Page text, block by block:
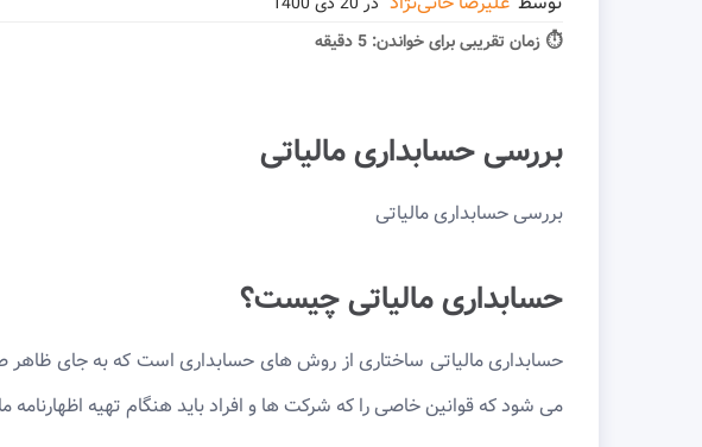
⏱ زمان تقریبی برای خواندن: 5 دقیقه
بررسی حسابداری مالیاتی
بررسی حسابداری مالیاتی
حسابداری مالیاتی چیست؟
حسابداری مالیاتی ساختاری از روش های حسابداری است که به جای ظاهر
می شود که قوانین خاصی را که شرکت ها و افراد باید هنگام تهیه اظهارنامه